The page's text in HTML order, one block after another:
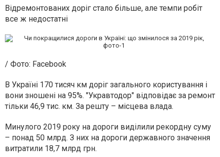
Відремонтованих доріг стало більше, але темпи робіт
все ж недостатні
/ Фото: Facebook
В Україні 170 тисяч км доріг загального користування і
вони зношені на 95%. "Укравтодор" відповідає за ремонт
тільки 46,9 тис. км. За решту – місцева влада.
Минулого 2019 року на дороги виділили рекордну суму
– понад 50 млрд. З них на дороги державного значення
витратили 18,7 млрд грн.